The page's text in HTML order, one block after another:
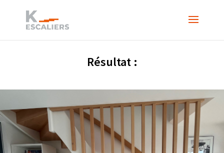
Résultat :